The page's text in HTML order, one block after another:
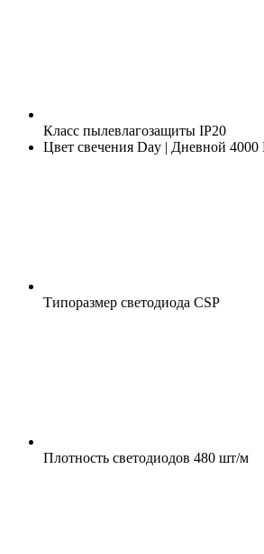
Класс пылевлагозащиты IP20
Цвет свечения Day | Дневной 4000
Типоразмер светодиода CSP
Плотность светодиодов 480 шт/м